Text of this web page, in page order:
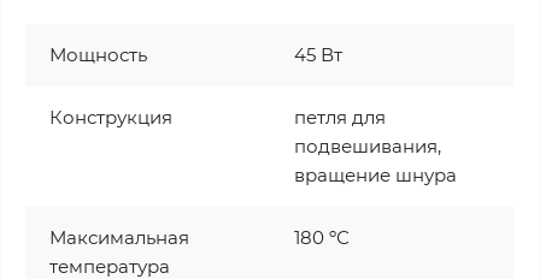
Мощность 45 Вт
Конструкция
петля для
подвешивания,
вращение шнура
Максимальная
температура
180 ºС